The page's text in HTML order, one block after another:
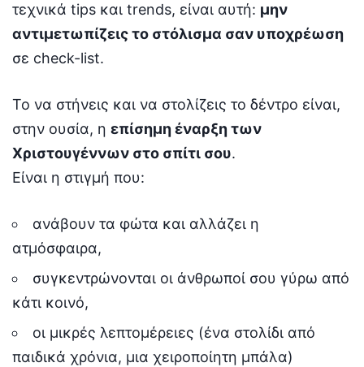
τεχνικά tips και trends, είναι αυτή: μην
αντιμετωπίζεις το στόλισμα σαν υποχρέωση
σε check-list.
Το να στήνεις και να στολίζεις το δέντρο είναι,
στην ουσία, η επίσημη έναρξη των
Χριστουγέννων στο σπίτι σου.
Είναι η στιγμή που:
ανάβουν τα φώτα και αλλάζει η
ατμόσφαιρα,
συγκεντρώνονται οι άνθρωποί σου γύρω από
κάτι κοινό,
οι μικρές λεπτομέρειες (ένα στολίδι από
παιδικά χρόνια, μια χειροποίητη μπάλα)